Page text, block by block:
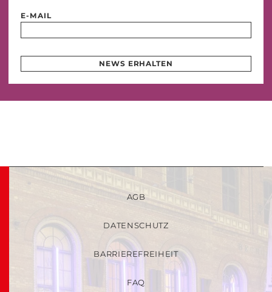
E-MAIL
NEWS ERHALTEN
AGB
DATENSCHUTZ
BARRIEREFREIHEIT
FAQ